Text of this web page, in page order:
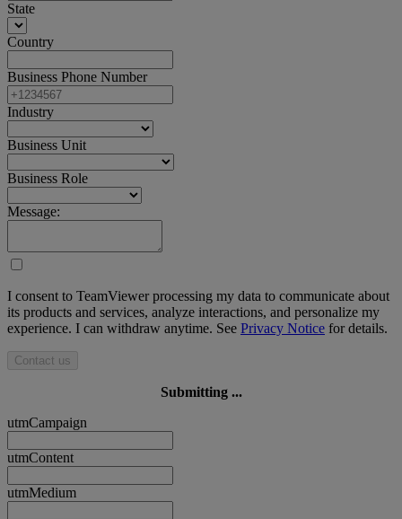
State
Country
Business Phone Number
Industry
Business Unit
Business Role
Message:
I consent to TeamViewer processing my data to communicate about
its products and services, analyze interactions, and personalize my
experience. I can withdraw anytime. See Privacy Notice for details.
Contact us
Submitting ...
utmCampaign
utmContent
utmMedium